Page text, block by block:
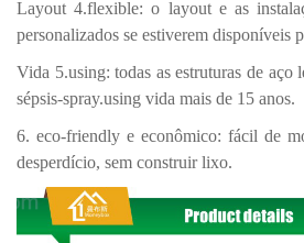
Layout 4.flexible: o layout e as
personalizados se estiverem disponíveis
Vida 5.using: todas as estruturas de aço
sépsis-spray.using vida mais de 15 anos.
6. eco-friendly e econômico: fácil de
desperdício, sem construir lixo.